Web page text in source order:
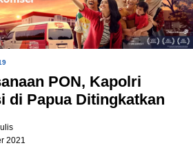
PON, Kapolri
di Papua Ditingkatkan
2021